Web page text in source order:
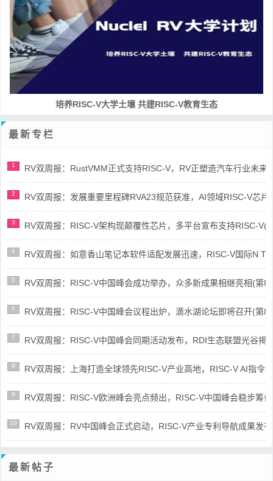
培养RISC-V大学土壤 共建RISC-V教育生态
最新专栏
1 RV双周报：RustVMM正式支持RISC-V，RV正塑造汽车行业未来
2 RV双周报：发展重要里程碑RVA23规范获准，AI领域RISC-V芯
3 RV双周报：RISC-V架构现颠覆性芯片，多平台宣布支持RISC-V(
4 RV双周报：如意香山笔记本软件适配发展迅速，RISC-V国际N
5 RV双周报：RISC-V中国峰会成功举办，众多新成果相继亮相(第
6 RV双周报：RISC-V中国峰会议程出炉，滴水湖论坛即将召开(第
7 RV双周报：RISC-V中国峰会同期活动发布，RDI生态联盟光谷揭
8 RV双周报：上海打造全球领先RISC-V产业高地，RISC-V AI指令
9 RV双周报：RISC-V欧洲峰会亮点频出，RISC-V中国峰会稳步筹
10 RV双周报：RV中国峰会正式启动，RISC-V产业专利导航成果发
最新帖子